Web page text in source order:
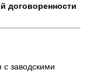
договоренности
с заводскими